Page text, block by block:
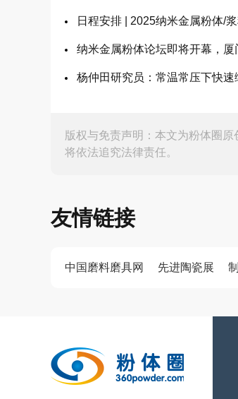
日程安排 | 2025纳米金属粉体/
纳米金属粉体论坛即将开幕，
杨仲田研究员：常温常压下快速
版权与免责声明：本文为粉体圈
将依法追究法律责任。
友情链接
中国磨料磨具网 先进陶瓷展